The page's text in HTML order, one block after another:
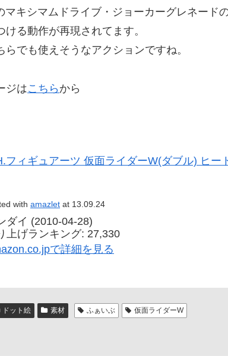
キシマムドライブ・ジョーカーグレネードの
る動作が再現されてます。
でも使えそうなアクションですね。
ジはこちら から
フィギュアーツ 仮面ライダーW(ダブル) ヒー
with amazlet at 13.09.24
ダイ (2010-04-28)
上げランキング: 27,330
で詳細を見る
ドット絵 素材 ふぁいぶ 仮面ライダーW